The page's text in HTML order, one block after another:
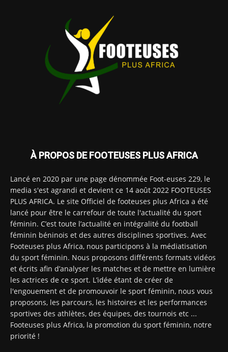
À PROPOS DE FOOTEUSES PLUS AFRICA
Lancé en 2020 par une page dénommée Foot-euses 229, le
media s'est agrandi et devient ce 14 août 2022 FOOTEUSES
PLUS AFRICA. Le site Officiel de footeuses plus Africa a été
lancé pour être le carrefour de toute l'actualité du sport
féminin. C’est toute l’actualité en intégralité du football
féminin béninois et des autres disciplines sportives. Avec
Footeuses plus Africa, nous participons à la médiatisation
du sport féminin. Nous proposons différents formats vidéos
et écrits afin d’analyser les matches et de mettre en lumière
les actrices de ce sport. L’idée étant de créer de
l'engouement et de promouvoir le sport féminin, nous vous
proposons, les parcours, les histoires et les performances
sportives des athlètes, des équipes, des tournois etc ...
Footeuses plus Africa, la promotion du sport féminin, notre
priorité !